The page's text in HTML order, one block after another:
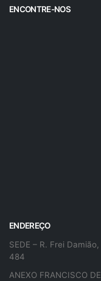
ENCONTRE-NOS
ENDEREÇO
SEDE – R. Frei
484
ANEXO FRANCISCO